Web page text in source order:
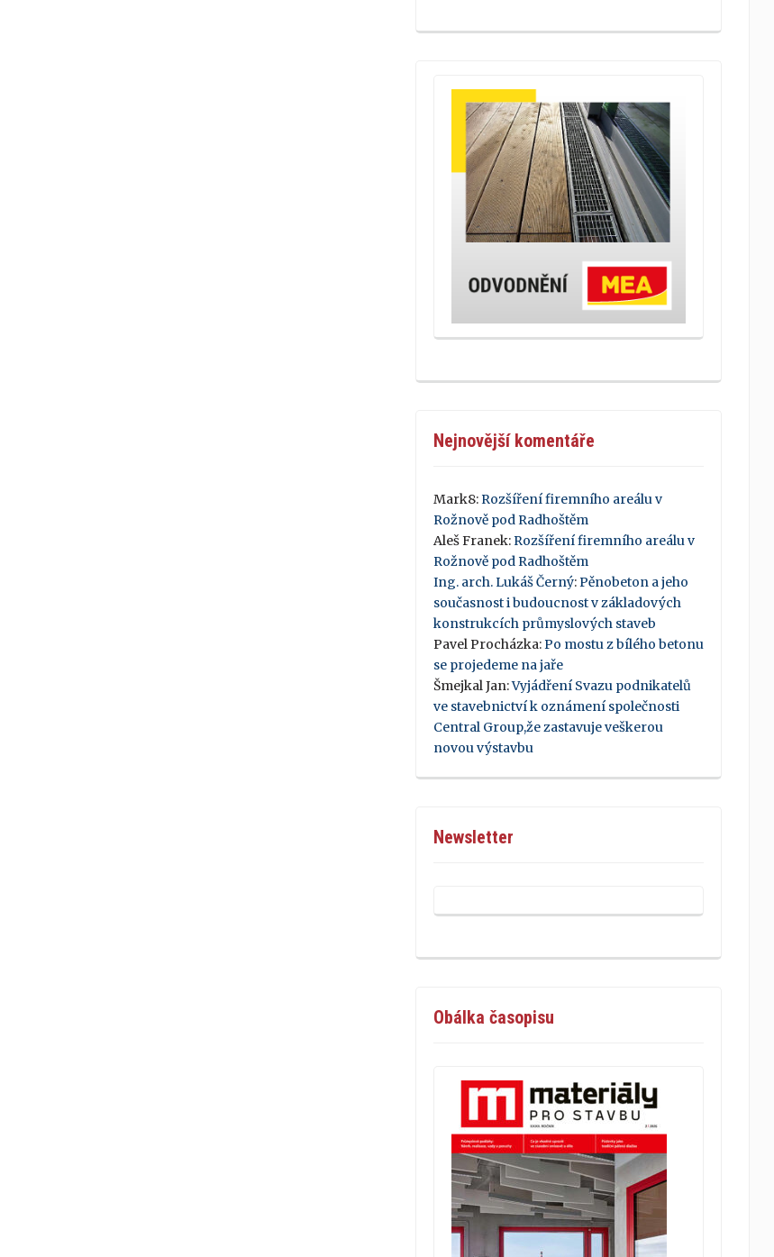
Nejnovější komentáře
Mark8:Rozšíření firemního areálu v
Rožnově pod Radhoštěm
Aleš Franek:Rozšíření firemního areálu v
Rožnově pod Radhoštěm
Ing. arch. Lukáš Černý:Pěnobeton a jeho
současnost i budoucnost v základových
konstrukcích průmyslových staveb
Pavel Procházka:Po mostu z bílého betonu
se projedeme na jaře
Šmejkal Jan:Vyjádření Svazu podnikatelů
ve stavebnictví k oznámení společnosti
Central Group,že zastavuje veškerou
novou výstavbu
Newsletter
Obálka časopisu